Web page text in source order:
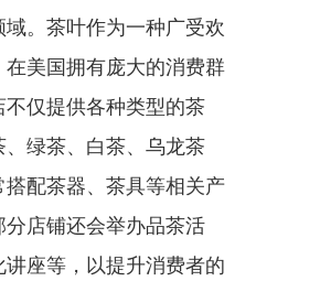
域。茶叶作为一种广受欢
在美国拥有庞大的消费群
不仅提供各种类型的茶
、绿茶、白茶、乌龙茶
搭配茶器、茶具等相关产
分店铺还会举办品茶活
讲座等，以提升消费者的